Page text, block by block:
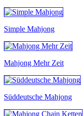
Simple Mahjong
Mahjong Mehr Zeit
Süddeutsche Mahjong